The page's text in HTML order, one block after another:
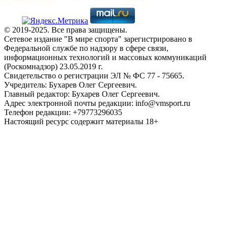
© 2019-2025. Все права защищены.
Сетевое издание "В мире спорта" зарегистрировано в
Федеральной службе по надзору в сфере связи,
информационных технологий и массовых коммуникаций
(Роскомнадзор) 23.05.2019 г.
Свидетельство о регистрации ЭЛ № ФС 77 - 75665.
Учредитель: Бухарев Олег Сергеевич.
Главный редактор: Бухарев Олег Сергеевич.
Адрес электронной почты редакции: info@vmsport.ru
Телефон редакции: +79773296035
Настоящий ресурс содержит материалы 18+